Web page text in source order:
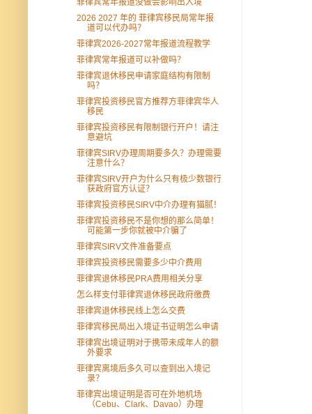
2026 2027 年的 菲律宾移民局常年报
道可以代办吗？
菲律宾2026-2027常年报道流程教学
菲律宾常年报道可以补做吗？
菲律宾退休移民申请家庭结构有限制
吗？
菲律宾投资移民官方推荐方菲律宾华人
移民
菲律宾投资移民有限制银行开户！请注
意避坑
菲律宾SIRV办理周期要多久？办理需要
注意什么？
菲律宾SIRV开户为什么只有极少数银行
获政府官方认证？
菲律宾投资移民SIRV中介办理有猫腻！
菲律宾投资移民不是你想的那么简单！
可能第一步你就被中介骗了
菲律宾SIRV文件准备要点
菲律宾投资移民需要多少中介费用
菲律宾退休移民PRA费用相关分享
怎么样支付菲律宾退休移民政府缴费
菲律宾退休移民线上怎么交费
菲律宾移民局出入境证书证明怎么申请
菲律宾出境证明对于携带未成年人的额
外要求
菲律宾离境后多久可以查到出入境记
录？
菲律宾出境证明是否可在外地机场
（Cebu、Clark、Davao）办理